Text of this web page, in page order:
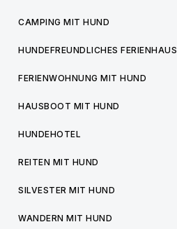
CAMPING MIT HUND
HUNDEFREUNDLICHES FERIENHAUS
FERIENWOHNUNG MIT HUND
HAUSBOOT MIT HUND
HUNDEHOTEL
REITEN MIT HUND
SILVESTER MIT HUND
WANDERN MIT HUND